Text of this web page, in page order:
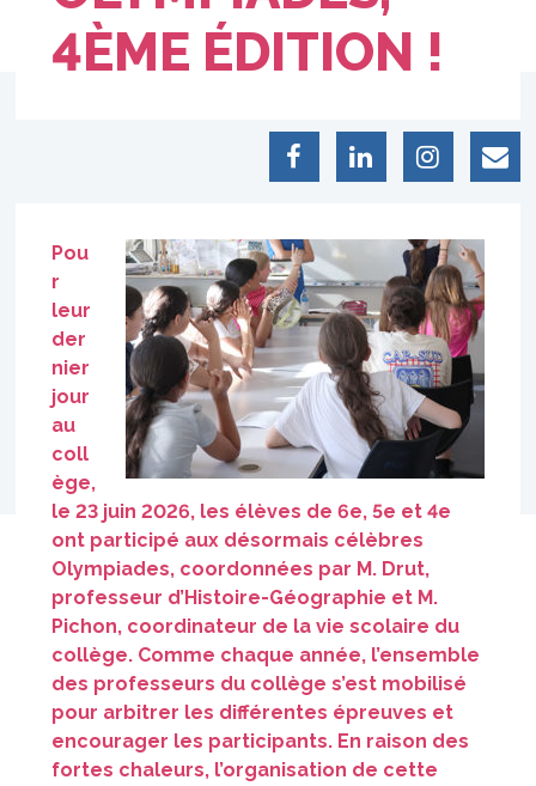
4ÈME ÉDITION !
Pou
r
leur
der
nier
jour
au
coll
ège,
le 23 juin 2026, les élèves de 6e, 5e et 4e
ont participé aux désormais célèbres
Olympiades, coordonnées par M. Drut,
professeur d’Histoire-Géographie et M.
Pichon, coordinateur de la vie scolaire du
collège. Comme chaque année, l’ensemble
des professeurs du collège s’est mobilisé
pour arbitrer les différentes épreuves et
encourager les participants. En raison des
fortes chaleurs, l’organisation de cette